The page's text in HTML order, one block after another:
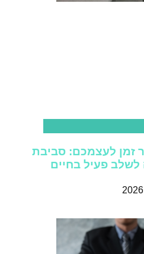
זמן לעצמכם: סביבת
פעיל בחיים